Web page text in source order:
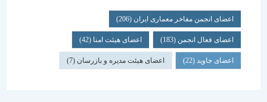
اعضای انجمن مفاخر معماری ایران (206)
اعضای فعال انجمن(183) اعضای هیئت امنا(42)
اعضای جاوید(22) اعضای هیئت مدیره و بازرسان(7)